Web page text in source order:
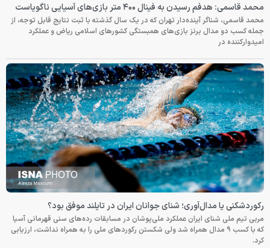
محمد قاسمی: هدفم رسیدن به فینال ۴۰۰ متر بازی‌های آسیایی ناگویاست
محمد قاسمی، شناگر آینده‌دار تهران که در یک سال گذشته با ثبت نتایج قابل توجه، از
جمله کسب دو مدال برنز بازی‌های همبستگی کشورهای اسلامی ریاض و عملکرد
امیدوارکننده در
رکوردشکنی یا مدال‌آوری؛ شنای جوانان ایران در تایلند موفق بود؟
مربی تیم ملی شنای ایران عملکرد ملی‌پوشان در مسابقات رده‌های سنی قهرمانی آسیا
که با کسب ۹ مدال همراه شد ولی شکستن رکوردهای ملی را به همراه نداشت، ارزیابی
کرد.